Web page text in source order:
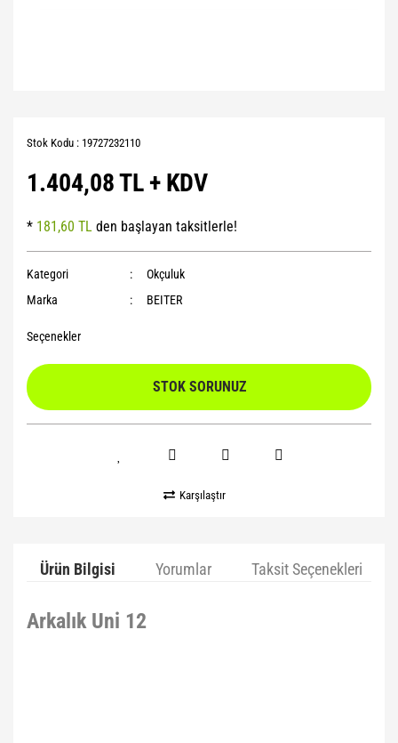
Stok Kodu : 19727232110
1.404,08 TL + KDV
* 181,60 TL den başlayan taksitlerle!
Kategori
Okçuluk
Marka
BEITER
Seçenekler
STOK SORUNUZ
Karşılaştır
Ürün Bilgisi Yorumlar Taksit Seçenekleri
Arkalık Uni 12